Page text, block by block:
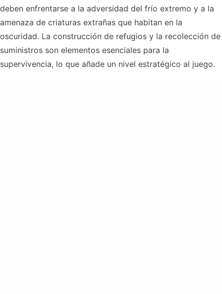
deben enfrentarse a la adversidad del frío extremo y a la
amenaza de criaturas extrañas que habitan en la
oscuridad. La construcción de refugios y la recolección de
suministros son elementos esenciales para la
supervivencia, lo que añade un nivel estratégico al juego.